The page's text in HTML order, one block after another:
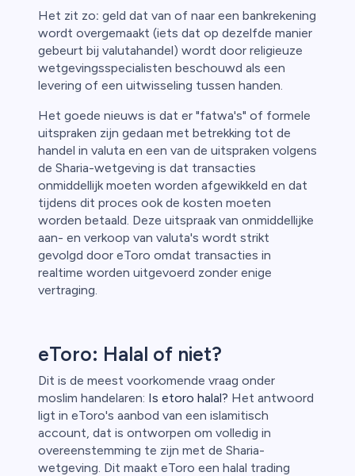
Het zit zo: geld dat van of naar een bankrekening
wordt overgemaakt (iets dat op dezelfde manier
gebeurt bij valutahandel) wordt door religieuze
wetgevingsspecialisten beschouwd als een
levering of een uitwisseling tussen handen.
Het goede nieuws is dat er "fatwa's" of formele
uitspraken zijn gedaan met betrekking tot de
handel in valuta en een van de uitspraken volgens
de Sharia-wetgeving is dat transacties
onmiddellijk moeten worden afgewikkeld en dat
tijdens dit proces ook de kosten moeten
worden betaald. Deze uitspraak van onmiddellijke
aan- en verkoop van valuta's wordt strikt
gevolgd door eToro omdat transacties in
realtime worden uitgevoerd zonder enige
vertraging.
eToro: Halal of niet?
Dit is de meest voorkomende vraag onder
moslim handelaren: Is etoro halal? Het antwoord
ligt in eToro's aanbod van een islamitisch
account, dat is ontworpen om volledig in
overeenstemming te zijn met de Sharia-
wetgeving. Dit maakt eToro een halal trading